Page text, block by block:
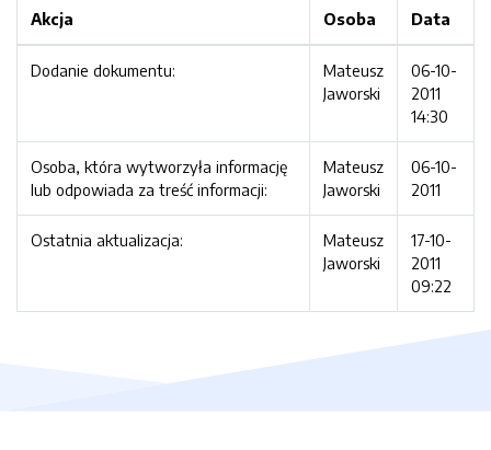
Akcja Osoba Data
Dodanie dokumentu:
Mateusz
Jaworski
06-10-
2011
14:30
Osoba, która wytworzyła informację
lub odpowiada za treść informacji:
Mateusz
Jaworski
06-10-
2011
Ostatnia aktualizacja:
Mateusz
Jaworski
17-10-
2011
09:22